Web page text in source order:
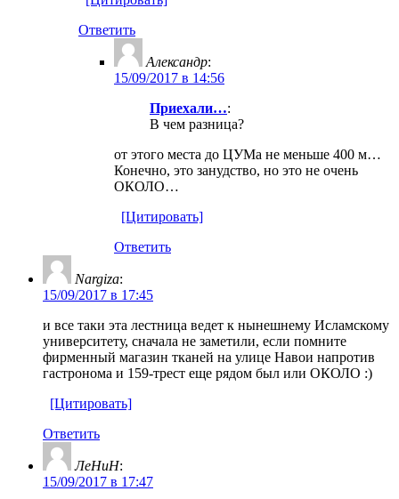
Ответить
Александр:
15/09/2017 в 14:56
Приехали…:
В чем разница?
от этого места до ЦУМа не меньше 400 м…
Конечно, это занудство, но это не очень
ОКОЛО…
[Цитировать]
Ответить
Nargiza:
15/09/2017 в 17:45
и все таки эта лестница ведет к нынешнему Исламскому
университету, сначала не заметили, если помните
фирменный магазин тканей на улице Навои напротив
гастронома и 159-трест еще рядом был или ОКОЛО :)
[Цитировать]
Ответить
ЛеНиН:
15/09/2017 в 17:47